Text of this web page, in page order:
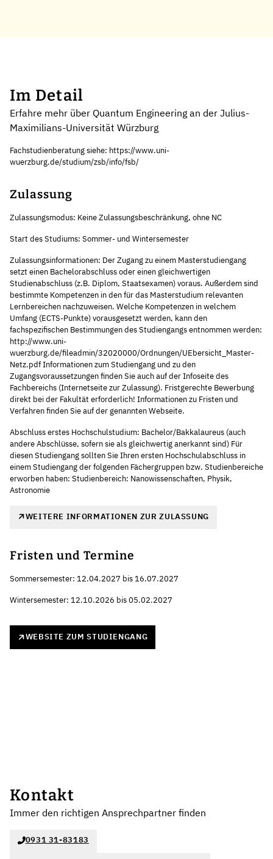
Im Detail
Erfahre mehr über Quantum Engineering an der Julius-
Maximilians-Universität Würzburg
Fachstudienberatung siehe: https://www.uni-
wuerzburg.de/studium/zsb/info/fsb/
Zulassung
Zulassungsmodus: Keine Zulassungsbeschränkung, ohne NC
Start des Studiums: Sommer- und Wintersemester
Zulassungsinformationen: Der Zugang zu einem Masterstudiengang
setzt einen Bachelorabschluss oder einen gleichwertigen
Studienabschluss (z.B. Diplom, Staatsexamen) voraus. Außerdem sind
bestimmte Kompetenzen in den für das Masterstudium relevanten
Lernbereichen nachzuweisen. Welche Kompetenzen in welchem
Umfang (ECTS-Punkte) vorausgesetzt werden, kann den
fachspezifischen Bestimmungen des Studiengangs entnommen werden:
http://www.uni-
wuerzburg.de/fileadmin/32020000/Ordnungen/UEbersicht_Master-
Netz.pdf Informationen zum Studiengang und zu den
Zugangsvoraussetzungen finden Sie auch auf der Infoseite des
Fachbereichs (Internetseite zur Zulassung). Fristgerechte Bewerbung
direkt bei der Fakultät erforderlich! Informationen zu Fristen und
Verfahren finden Sie auf der genannten Webseite.
Abschluss erstes Hochschulstudium: Bachelor/Bakkalaureus (auch
andere Abschlüsse, sofern sie als gleichwertig anerkannt sind) Für
diesen Studiengang sollten Sie Ihren ersten Hochschulabschluss in
einem Studiengang der folgenden Fächergruppen bzw. Studienbereiche
erworben haben: Studienbereich: Nanowissenschaften, Physik,
Astronomie
WEITERE INFORMATIONEN ZUR ZULASSUNG
Fristen und Termine
Sommersemester: 12.04.2027 bis 16.07.2027
Wintersemester: 12.10.2026 bis 05.02.2027
WEBSITE ZUM STUDIENGANG
Kontakt
Immer den richtigen Ansprechpartner finden
0931 31-83183